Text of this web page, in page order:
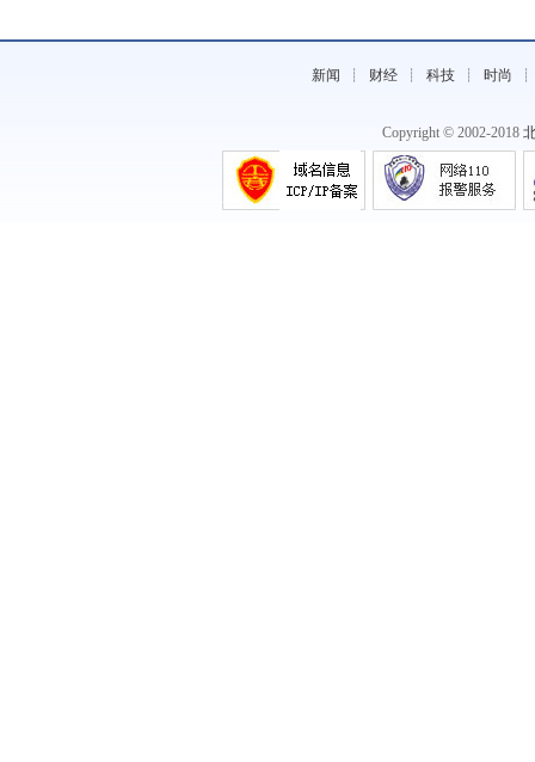
新闻 ┊ 财经 ┊科技 ┊ 时尚
Copyright © 2002-2018